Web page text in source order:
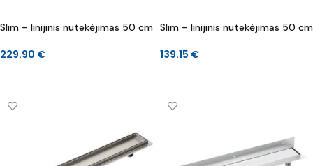
Slim – linijinis nutekėjimas 50 cm
229.90 €
Slim – linijinis nutekėjimas 50 cm
139.15 €